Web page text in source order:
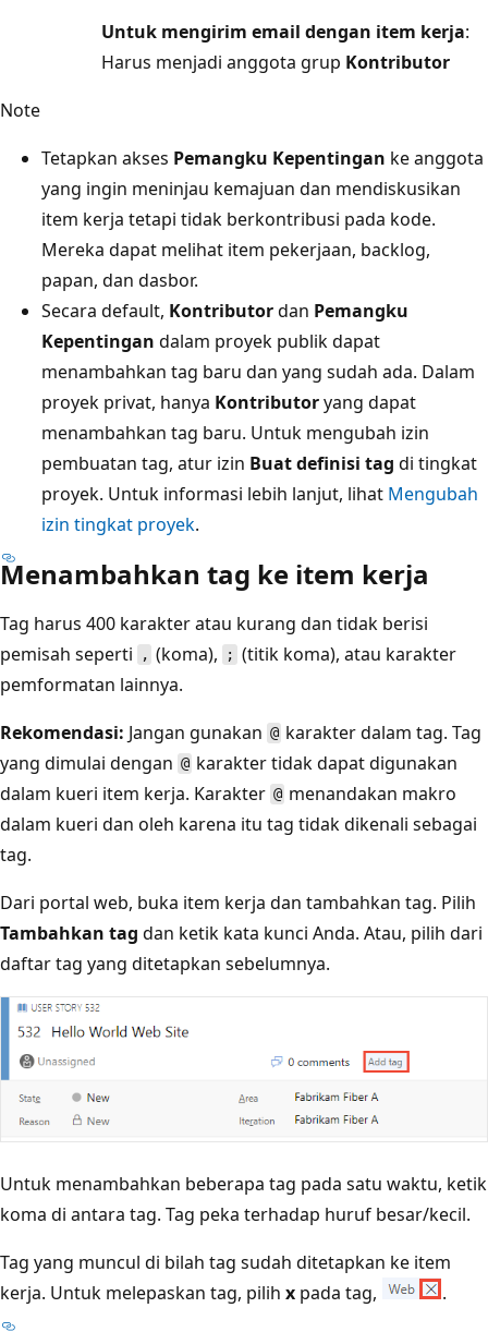
Untuk mengirim email dengan item kerja:
Harus menjadi anggota grup Kontributor
Note
Tetapkan akses Pemangku Kepentingan ke anggota
yang ingin meninjau kemajuan dan mendiskusikan
item kerja tetapi tidak berkontribusi pada kode.
Mereka dapat melihat item pekerjaan, backlog,
papan, dan dasbor.
Secara default, Kontributordan Pemangku
Kepentingan dalam proyek publik dapat
menambahkan tag baru dan yang sudah ada. Dalam
proyek privat, hanya Kontributoryang dapat
menambahkan tag baru. Untuk mengubah izin
pembuatan tag, atur izin Buat definisi tag di tingkat
proyek. Untuk informasi lebih lanjut, lihat Mengubah
izin tingkat proyek.
Menambahkan tag ke item kerja
Tag harus 400 karakter atau kurang dan tidak berisi
pemisah seperti
, (koma), ; (titik koma), atau karakter
pemformatan lainnya.
Rekomendasi: Jangan gunakan @ karakter dalam tag. Tag
yang dimulai dengan @ karakter tidak dapat digunakan
dalam kueri item kerja. Karakter @ menandakan makro
dalam kueri dan oleh karena itu tag tidak dikenali sebagai
tag.
Dari portal web, buka item kerja dan tambahkan tag. Pilih
Tambahkan tag dan ketik kata kunci Anda. Atau, pilih dari
daftar tag yang ditetapkan sebelumnya.
Untuk menambahkan beberapa tag pada satu waktu, ketik
koma di antara tag. Tag peka terhadap huruf besar/kecil.
Tag yang muncul di bilah tag sudah ditetapkan ke item
kerja. Untuk melepaskan tag, pilih x pada tag, .